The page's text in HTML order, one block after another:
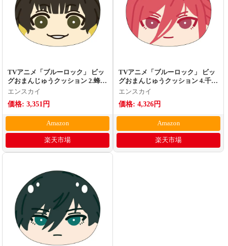
TVアニメ「ブルーロック」 ビッ
グおまんじゅうクッション 2.蜂楽
廻
エンスカイ
価格: 3,351円
Amazon
楽天市場
TVアニメ「ブルーロック」 ビッ
グおまんじゅうクッション 4.千切
豹馬
エンスカイ
価格: 4,326円
Amazon
楽天市場